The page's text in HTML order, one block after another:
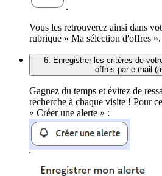
.
Vous les retrouverez ainsi dans
rubrique « Ma sélection d'offres ».
6. Enregistrer les critères de
offres par e-mail
Gagnez du temps et évitez de
recherche à chaque visite ! Pour
« Créer une alerte » :